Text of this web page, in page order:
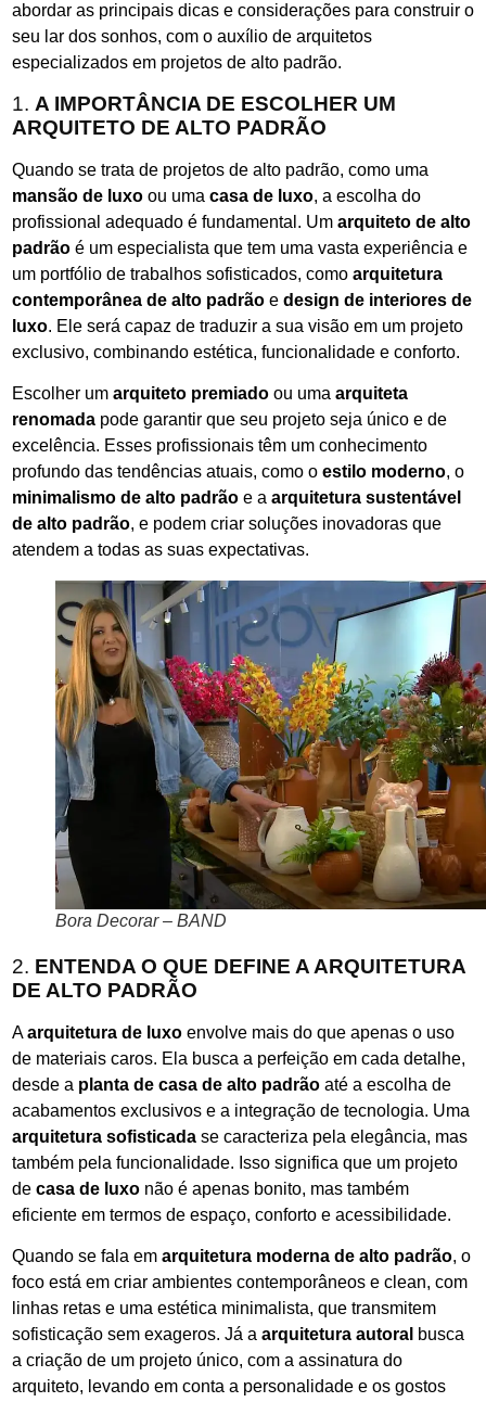
abordar as principais dicas e considerações para construir o
seu lar dos sonhos, com o auxílio de arquitetos
especializados em projetos de alto padrão.
1. A IMPORTÂNCIA DE ESCOLHER UM
ARQUITETO DE ALTO PADRÃO
Quando se trata de projetos de alto padrão, como uma
mansão de luxo ou uma casa de luxo, a escolha do
profissional adequado é fundamental. Um arquiteto de alto
padrão é um especialista que tem uma vasta experiência e
um portfólio de trabalhos sofisticados, como arquitetura
contemporânea de alto padrão e design de interiores de
luxo. Ele será capaz de traduzir a sua visão em um projeto
exclusivo, combinando estética, funcionalidade e conforto.
Escolher um arquiteto premiado ou uma arquiteta
renomada pode garantir que seu projeto seja único e de
excelência. Esses profissionais têm um conhecimento
profundo das tendências atuais, como o estilo moderno, o
minimalismo de alto padrão e a arquitetura sustentável
de alto padrão, e podem criar soluções inovadoras que
atendem a todas as suas expectativas.
Bora Decorar – BAND
2. ENTENDA O QUE DEFINE A ARQUITETURA
DE ALTO PADRÃO
Aarquitetura de luxo envolve mais do que apenas o uso
de materiais caros. Ela busca a perfeição em cada detalhe,
desde a planta de casa de alto padrão até a escolha de
acabamentos exclusivos e a integração de tecnologia. Uma
arquitetura sofisticada se caracteriza pela elegância, mas
também pela funcionalidade. Isso significa que um projeto
de casa de luxo não é apenas bonito, mas também
eficiente em termos de espaço, conforto e acessibilidade.
Quando se fala em arquitetura moderna de alto padrão, o
foco está em criar ambientes contemporâneos e clean, com
linhas retas e uma estética minimalista, que transmitem
sofisticação sem exageros. Já a arquitetura autoral busca
a criação de um projeto único, com a assinatura do
arquiteto, levando em conta a personalidade e os gostos